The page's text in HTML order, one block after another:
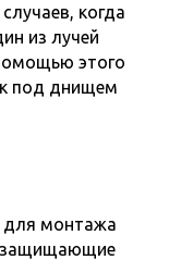
когда
из лучей
этого
под днищем
для монтажа
защищающие